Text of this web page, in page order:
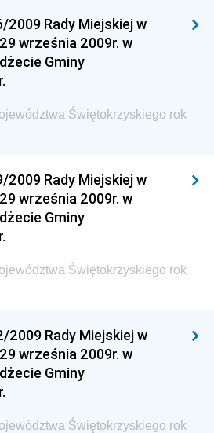
Rolnictwa i
Cyfryzacji
Infrastruktury i
Gospodarki Morskiej i
Energii
Ministra Sprawiedliwości
Rozwoju i Finansów
Urzędu Górniczego
Prezesa Urzędu Transportu
2009 Rady Miejskiej w
września 2009r. w
Gminy
Świętokrzyskiego rok
2009 Rady Miejskiej w
września 2009r. w
Gminy
Świętokrzyskiego rok
2009 Rady Miejskiej w
września 2009r. w
Gminy
Świętokrzyskiego rok